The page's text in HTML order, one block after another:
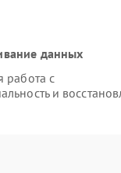
данных
работа с
и